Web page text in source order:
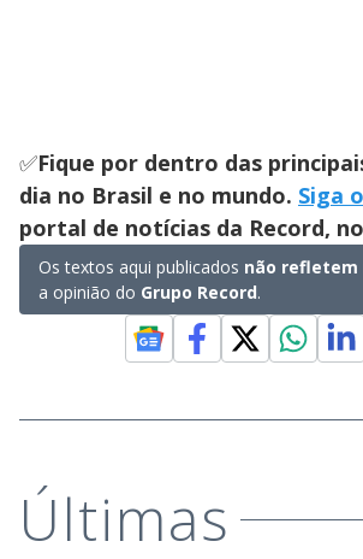
✅Fique por dentro das
dia no Brasil e no mundo. Siga
portal de notícias da Record,
Os textos aqui publicados não refletem
a opinião do Grupo Record.
Últimas